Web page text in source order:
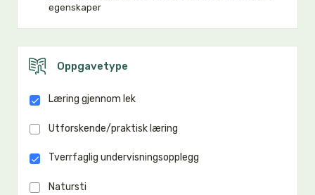
egenskaper
Oppgavetype
Læring gjennom lek
Utforskende/praktisk læring
Tverrfaglig undervisningsopplegg
Natursti